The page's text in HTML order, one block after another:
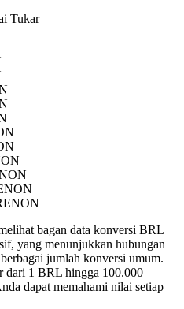
Tukar
bagan data konversi BRL
yang menunjukkan hubungan
jumlah konversi umum.
dari 1 BRL hingga 100.000
dapat memahami nilai setiap